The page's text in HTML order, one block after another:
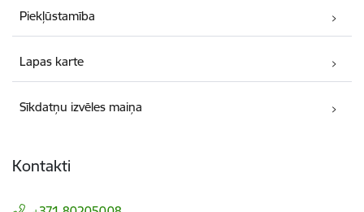
Piekļūstamība
Lapas karte
Sīkdatņu izvēles maiņa
Kontakti